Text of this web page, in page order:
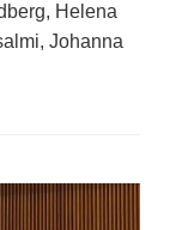
Helena
Johanna